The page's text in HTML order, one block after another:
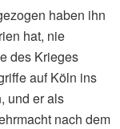
haben ihn
hat, nie
des Krieges
auf Köln ins
und er als
nach dem